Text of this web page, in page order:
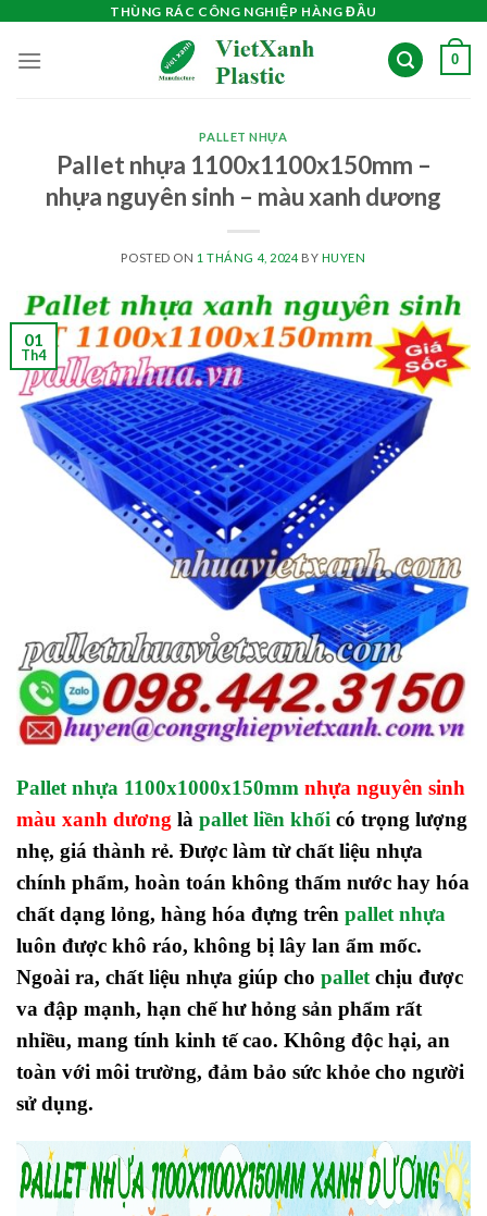
content
THÙNG RÁC CÔNG NGHIỆP HÀNG ĐẦU
0
PALLET NHỰA
Pallet nhựa 1100x1100x150mm –
nhựa nguyên sinh – màu xanh dương
POSTED ON 1 THÁNG 4, 2024BY HUYEN
01
Th4
Pallet nhựa 1100x1000x150mm nhựa nguyên sinh
màu xanh dương là pallet liền khối có trọng lượng
nhẹ, giá thành rẻ. Được làm từ chất liệu nhựa
chính phẩm, hoàn toán không thấm nước hay hóa
chất dạng lỏng, hàng hóa đựng trên pallet nhựa
luôn được khô ráo, không bị lây lan ẩm mốc.
Ngoài ra, chất liệu nhựa giúp cho pallet chịu được
va đập mạnh, hạn chế hư hỏng sản phẩm rất
nhiều, mang tính kinh tế cao. Không độc hại, an
toàn với môi trường, đảm bảo sức khỏe cho người
sử dụng.